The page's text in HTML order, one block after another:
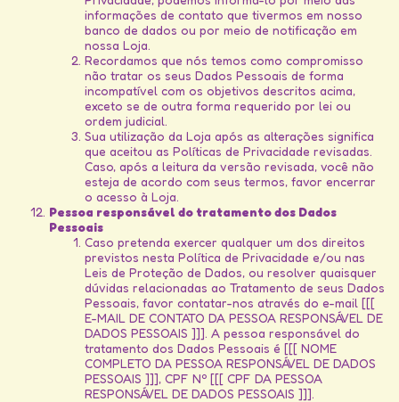
informações de contato que tivermos em nosso
banco de dados ou por meio de notificação em
nossa Loja.
Recordamos que nós temos como compromisso
não tratar os seus Dados Pessoais de forma
incompatível com os objetivos descritos acima,
exceto se de outra forma requerido por lei ou
ordem judicial.
Sua utilização da Loja após as alterações significa
que aceitou as Políticas de Privacidade revisadas.
Caso, após a leitura da versão revisada, você não
esteja de acordo com seus termos, favor encerrar
o acesso à Loja.
Pessoa responsável do tratamento dos Dados
Pessoais
Caso pretenda exercer qualquer um dos direitos
previstos nesta Política de Privacidade e/ou nas
Leis de Proteção de Dados, ou resolver quaisquer
dúvidas relacionadas ao Tratamento de seus Dados
Pessoais, favor contatar-nos através do e-mail [[[
E-MAIL DE CONTATO DA PESSOA RESPONSÁVEL DE
DADOS PESSOAIS ]]]. A pessoa responsável do
tratamento dos Dados Pessoais é [[[ NOME
COMPLETO DA PESSOA RESPONSÁVEL DE DADOS
PESSOAIS ]]], CPF Nº [[[ CPF DA PESSOA
RESPONSÁVEL DE DADOS PESSOAIS ]]].